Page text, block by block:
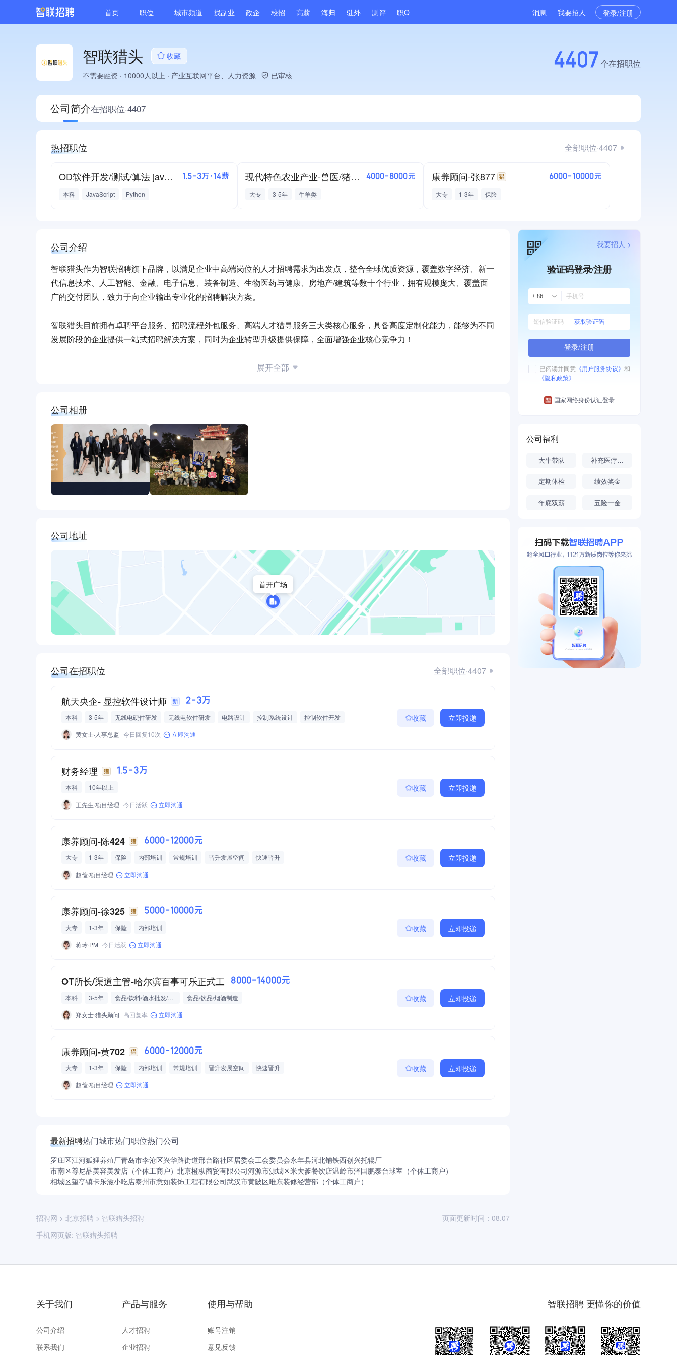
首页 职位 城市频道 找副业 政企 校招 高薪 海归 驻外 测评 职Q 消息 我要招人 登录/注册
智联猎头
收藏
不需要融资 · 10000人以上 · 产业互联网平台、人力资源 已审核
4407个在招职位
公司简介在招职位·4407
热招职位 全部职位·4407
OD软件开发/测试/算法 java、c/c++、python、js（可接24/25届非it专业） 1.5-3万·14薪
本科 JavaScript Python
现代特色农业产业-兽医/猪产房饲养技术员 4000-8000元
大专 3-5年 牛羊类
康养顾问-张877 6000-10000元
大专 1-3年 保险
公司介绍
智联猎头作为智联招聘旗下品牌，以满足企业中高端岗位的人才招聘需求为出发点，整合全球优质资源，覆盖数字经济、新一
代信息技术、人工智能、金融、电子信息、装备制造、生物医药与健康、房地产/建筑等数十个行业，拥有规模庞大、覆盖面
广的交付团队，致力于向企业输出专业化的招聘解决方案。
智联猎头目前拥有卓聘平台服务、招聘流程外包服务、高端人才猎寻服务三大类核心服务，具备高度定制化能力，能够为不同
发展阶段的企业提供一站式招聘解决方案，同时为企业转型升级提供保障，全面增强企业核心竞争力！
智联猎头利用自身独特的资源优势、成熟的服务模式，以及多层次的产品，致力于打造高效、专业的一站式人才服务模式，让
展开全部
公司相册
公司地址
首开广场
公司在招职位 全部职位·4407
航天央企- 显控软件设计师 2-3万
本科 3-5年 无线电硬件研发 无线电软件研发 电路设计 控制系统设计
控制软件开发
电侦干扰
黄女士·人事总监 今日回复10次 立即沟通
收藏 立即投递
财务经理 1.5-3万
本科
10年以上
王先生·项目经理 今日活跃 立即沟通
收藏 立即投递
康养顾问-陈424 6000-12000元
大专 1-3年 保险 内部培训 常规培训 晋升发展空间
快速晋升
赵俭·项目经理
立即沟通
收藏 立即投递
康养顾问-徐325 5000-10000元
大专 1-3年 保险
内部培训
蒋玲·PM 今日活跃 立即沟通
收藏 立即投递
OT所长/渠道主管-哈尔滨百事可乐正式工 8000-14000元
本科 3-5年 食品/饮料/酒水批发/零售/贸易
食品/饮品/烟酒制造
郑女士·猎头顾问 高回复率 立即沟通
收藏 立即投递
康养顾问-黄702 6000-12000元
大专 1-3年 保险 内部培训 常规培训 晋升发展空间
快速晋升
赵俭·项目经理
立即沟通
收藏 立即投递
最新招聘热门城市热门职位热门公司
罗庄区江河狐狸养殖厂青岛市李沧区兴华路街道邢台路社区居委会工会委员会永年县河北铺铁西创兴托辊厂
市南区尊尼品美容美发店（个体工商户） 北京橙枞商贸有限公司河源市源城区米大爹餐饮店温岭市泽国鹏泰台球室（个体工商户）
相城区望亭镇卡乐滋小吃店泰州市意如装饰工程有限公司武汉市黄陂区唯东装修经营部（个体工商户）
招聘网 > 北京招聘 > 智联猎头招聘
手机网页版: 智联猎头招聘
页面更新时间：08.07
验证码登录/注册
+ 86
获取验证码
登录/注册
已阅读并同意 《用户服务协议》 和
《隐私政策》
国家网络身份认证登录
我要招人 >
公司福利
大牛带队 补充医疗保险
定期体检 绩效奖金
年底双薪 五险一金
关于我们
公司介绍
联系我们
产品与服务
人才招聘
企业招聘
使用与帮助
账号注销
意见反馈
智联招聘 更懂你的价值